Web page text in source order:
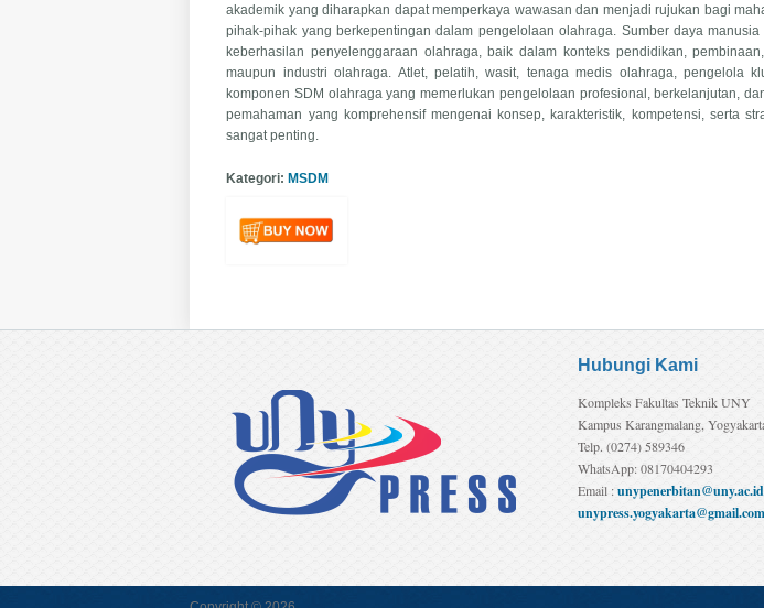
akademik yang diharapkan dapat memperkaya wawasan dan menjadi rujukan bagi
pihak-pihak yang berkepentingan dalam pengelolaan olahraga. Sumber daya
keberhasilan penyelenggaraan olahraga, baik dalam konteks pendidikan,
maupun industri olahraga. Atlet, pelatih, wasit, tenaga medis olahraga, pengelola
komponen SDM olahraga yang memerlukan pengelolaan profesional, berkelanjutan,
pemahaman yang komprehensif mengenai konsep, karakteristik, kompetensi, serta
sangat penting.
Kategori: MSDM
Hubungi Kami
Kompleks Fakultas Teknik UNY
Kampus Karangmalang,
Telp. (0274) 589346
WhatsApp: 08170404293
Email :unypenerbitan@uny.ac.id
unypress.yogyakarta@gmail.com